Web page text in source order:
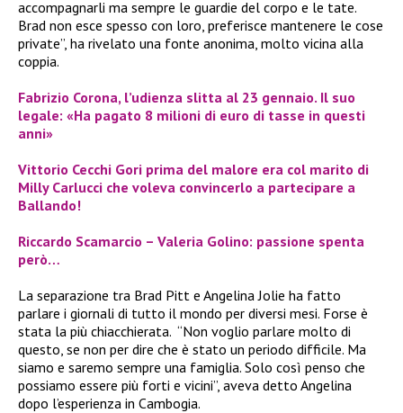
accompagnarli ma sempre le guardie del corpo e le tate.
Brad non esce spesso con loro, preferisce mantenere le cose
private”, ha rivelato una fonte anonima, molto vicina alla
coppia.
Fabrizio Corona, l’udienza slitta al 23 gennaio. Il suo
legale: «Ha pagato 8 milioni di euro di tasse in questi
anni»
Vittorio Cecchi Gori prima del malore era col marito di
Milly Carlucci che voleva convincerlo a partecipare a
Ballando!
Riccardo Scamarcio – Valeria Golino: passione spenta
però…
La separazione tra Brad Pitt e Angelina Jolie ha fatto
parlare i giornali di tutto il mondo per diversi mesi. Forse è
stata la più chiacchierata. “Non voglio parlare molto di
questo, se non per dire che è stato un periodo difficile. Ma
siamo e saremo sempre una famiglia. Solo così penso che
possiamo essere più forti e vicini”, aveva detto Angelina
dopo l’esperienza in Cambogia.